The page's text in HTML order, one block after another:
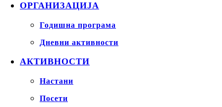
ОРГАНИЗАЦИЈА
Годишна програма
Дневни активности
АКТИВНОСТИ
Настани
Посети